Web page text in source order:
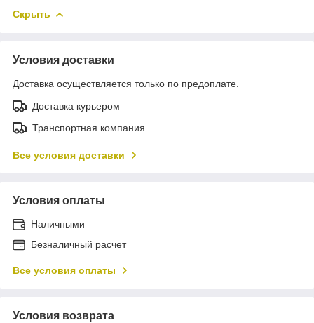
Скрыть
Условия доставки
Доставка осуществляется только по предоплате.
Доставка курьером
Транспортная компания
Все условия доставки
Условия оплаты
Наличными
Безналичный расчет
Все условия оплаты
Условия возврата